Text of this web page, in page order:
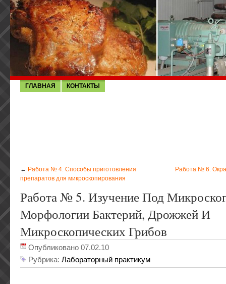
ГЛАВНАЯ КОНТАКТЫ
← Работа № 4. Способы приготовления
препаратов для микроскопирования
Работа № 6.
Работа № 5. Изучение Под
Морфологии Бактерий, Дрожжей И
Микроскопических Грибов
Опубликовано 07.02.10
Рубрика: Лабораторный практикум